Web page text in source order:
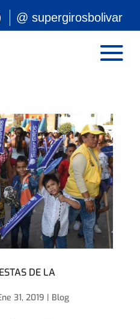
@ supergirosbolivar
DE LA
31, 2019 | Blog